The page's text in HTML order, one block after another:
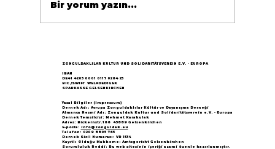
büyük yankı uyandırdı...
Bir yorum yazın...
ZONGULDAKLILAR KULTUR UND SOLIDARITÄTSVEREIN E.V. - EUROPA
IBAN
DE41 4205 0001 0117 0264 25
BIC /SWIFT WELADED1GEK
SPARKASSE GELSENKIRCHEN
Yasal Bilgiler (Impressum)
Dernek Adı: Avrupa Zonguldaklılar Kültür ve Dayanışma Derneği
Almanca Resmi Adı: Zonguldak Kultur und Solidaritätsverein e.V. - Europa
Dernek Temsilcisi: Mehmet Karakulak
Adres: Bickernstr.166 45889 Gelsenkirchen
E-posta: info@zonguldak.eu
Telefon: 0209 8805 765
Dernek Sicil Numarası: VR 1534
Kayıtlı Olduğu Mahkeme: Amtsgericht Gelsenkirchen
Sorumluluk Reddi: Bu web sitesinin içeriği azami özenle hazırlanmıştır.